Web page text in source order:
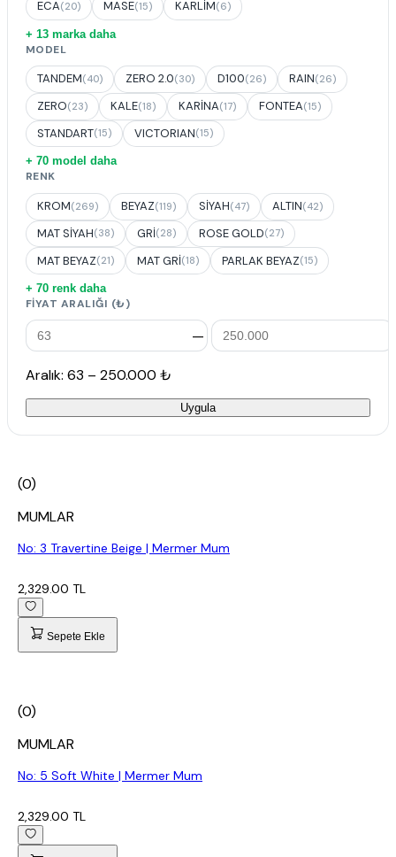
ECA(20) MASE(15) KARLİM(6)
+ 13 marka daha
MODEL
TANDEM(40) ZERO 2.0(30) D100(26) RAIN(26)
ZERO(23) KALE(18) KARİNA(17) FONTEA(15)
STANDART(15) VICTORIAN(15)
+ 70 model daha
RENK
KROM(269) BEYAZ(119) SİYAH(47) ALTIN(42)
MAT SİYAH(38) GRİ(28) ROSE GOLD(27)
MAT BEYAZ(21) MAT GRİ(18) PARLAK BEYAZ(15)
+ 70 renk daha
FIYAT ARALIĞI (₺)
—
Aralık: 63 – 250.000 ₺
Uygula
(0)
MUMLAR
No: 3 Travertine Beige | Mermer Mum
2,329.00 TL
Sepete Ekle
(0)
MUMLAR
No: 5 Soft White | Mermer Mum
2,329.00 TL